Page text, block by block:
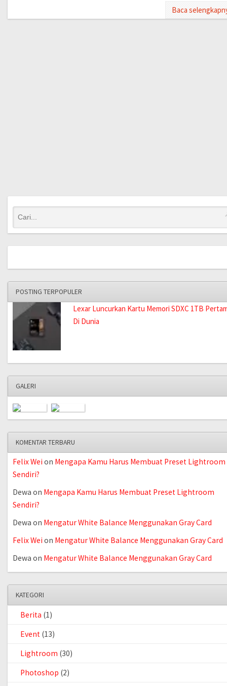
Baca
POSTING TERPOPULER
Lexar Luncurkan Kartu Memori SDXC 1TB
Di Dunia
GALERI
KOMENTAR TERBARU
Felix Wei on Mengapa Kamu Harus Membuat Preset Lightroom
Sendiri?
Dewa on Mengapa Kamu Harus Membuat Preset Lightroom
Sendiri?
Dewa on Mengatur White Balance Menggunakan Gray Card
Felix Wei on Mengatur White Balance Menggunakan Gray Card
Dewa on Mengatur White Balance Menggunakan Gray Card
KATEGORI
Berita (1)
Event(13)
Lightroom (30)
Photoshop (2)